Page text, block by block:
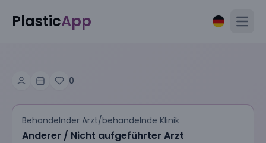
PlasticApp
0
Behandelnder Arzt/behandelnde Klinik
Anderer / Nicht aufgeführter Arzt